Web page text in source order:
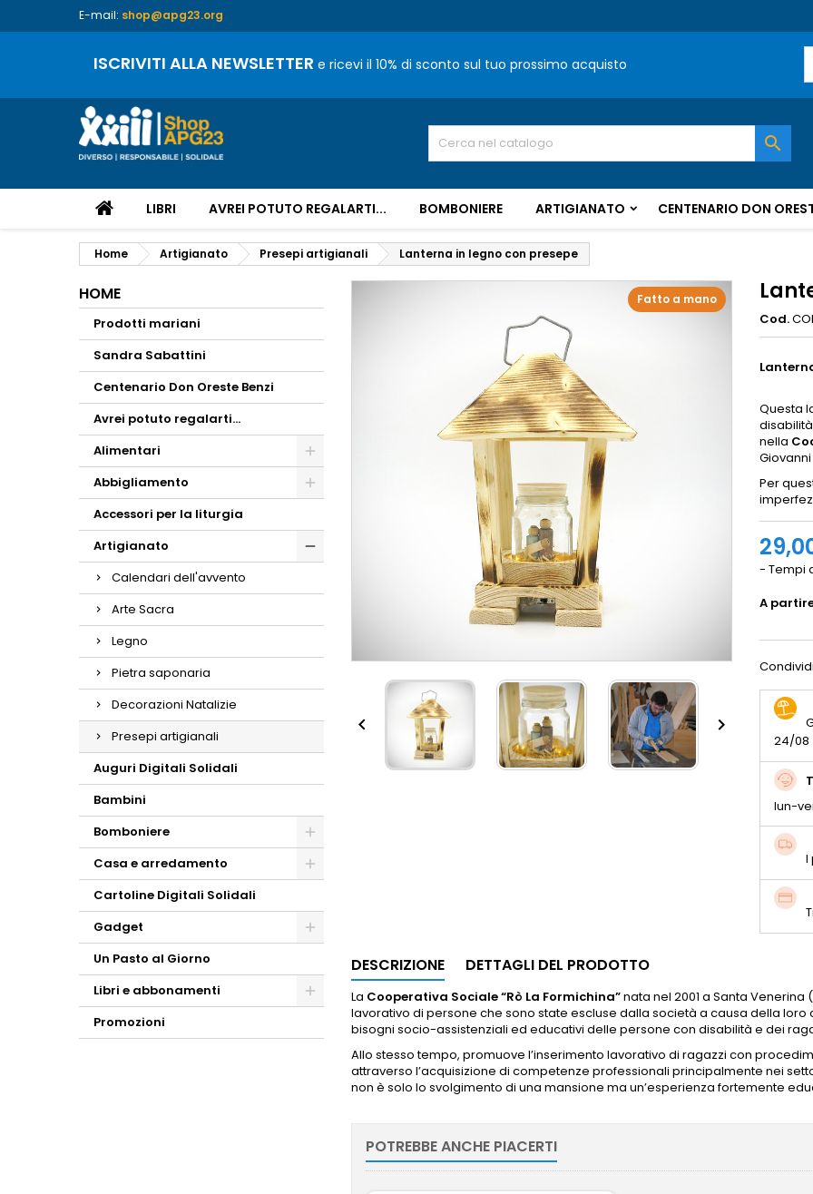
E-mail: shop@apg23.org
ISCRIVITI ALLA NEWSLETTER e ricevi il 10% di sconto sul tuo prossimo acquisto

LIBRI AVREI POTUTO REGALARTI... BOMBONIERE ARTIGIANATO CENTENARIO DON
Home Artigianato Presepi artigianali Lanterna in legno con presepe
HOME
Prodotti mariani
Sandra Sabattini
Centenario Don Oreste Benzi
Avrei potuto regalarti...
Alimentari
Abbigliamento
Accessori per la liturgia
Artigianato
Calendari dell'avvento
Arte Sacra
Legno
Pietra saponaria
Decorazioni Natalizie
Presepi artigianali
Auguri Digitali Solidali
Bambini
Bomboniere
Casa e arredamento
Cartoline Digitali Solidali
Gadget
Un Pasto al Giorno
Libri e abbonamenti
Promozioni
Fatto a mano
 
Cod.
Questa
nella
Giovanni
Per
- Tempi
A
24/08
lun-
I
DESCRIZIONE DETTAGLI DEL PRODOTTO
La Cooperativa Sociale “Rò La Formichina”nata nel 2001 a Santa
lavorativo di persone che sono state escluse dalla società a causa della
bisogni socio-assistenziali ed educativi delle persone con disabilità e dei
Allo stesso tempo, promuove l’inserimento lavorativo di ragazzi con
attraverso l’acquisizione di competenze professionali principalmente nei
non è solo lo svolgimento di una mansione ma un’esperienza fortemente
POTREBBE ANCHE PIACERTI